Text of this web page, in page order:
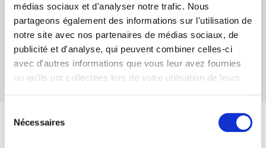
médias sociaux et d'analyser notre trafic. Nous
partageons également des informations sur l'utilisation de
notre site avec nos partenaires de médias sociaux, de
publicité et d'analyse, qui peuvent combiner celles-ci
avec d'autres informations que vous leur avez fournies
ou qu'ils ont collectées lors de votre utilisation de leurs
Nécessaires
Ouvrier de production
AVIQ
DÉCOUVRIR L'OFFRE